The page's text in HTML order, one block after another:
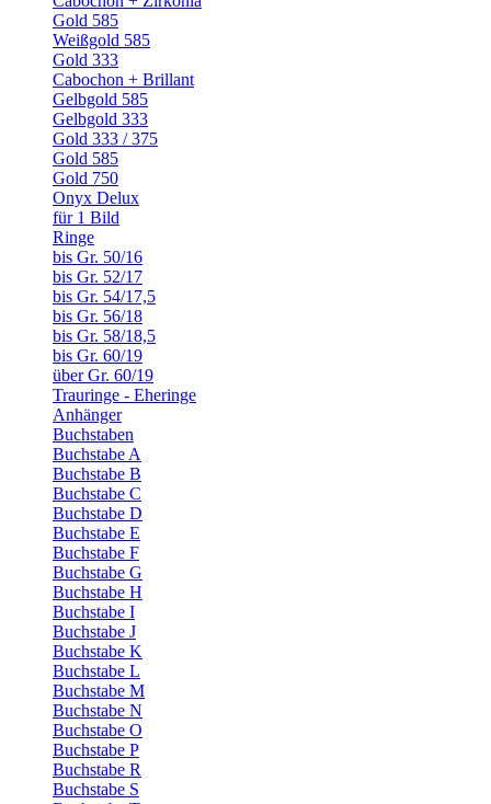
Gold 585
Weißgold 585
Gold 333
Cabochon + Brillant
Gelbgold 585
Gelbgold 333
Gold 333 / 375
Gold 585
Gold 750
Onyx Delux
für 1 Bild
Ringe
bis Gr. 50/16
bis Gr. 52/17
bis Gr. 54/17,5
bis Gr. 56/18
bis Gr. 58/18,5
bis Gr. 60/19
über Gr. 60/19
Trauringe - Eheringe
Anhänger
Buchstaben
Buchstabe A
Buchstabe B
Buchstabe C
Buchstabe D
Buchstabe E
Buchstabe F
Buchstabe G
Buchstabe H
Buchstabe I
Buchstabe J
Buchstabe K
Buchstabe L
Buchstabe M
Buchstabe N
Buchstabe O
Buchstabe P
Buchstabe R
Buchstabe S